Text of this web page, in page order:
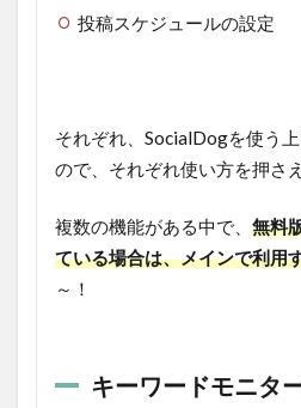
投稿スケジュールの設定
それぞれ、SocialDogを使う
ので、それぞれ使い方を押さ
複数の機能がある中で、 無料
ている場合は、メインで利用
～！
キーワードモニタ